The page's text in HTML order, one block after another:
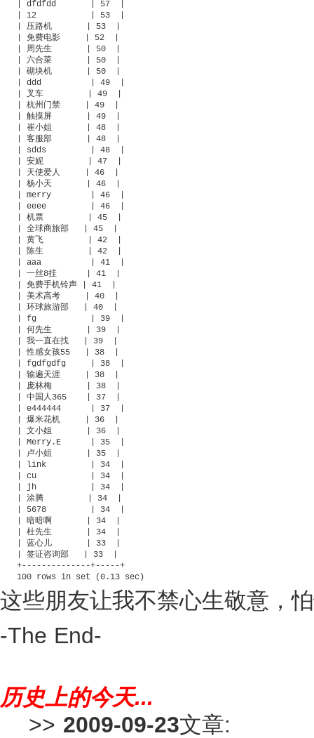
| dfdfdd       | 57  |
| 12           | 53  |
| 压路机       | 53  |
| 免费电影     | 52  |
| 周先生       | 50  |
| 六合菜       | 50  |
| 砌块机       | 50  |
| ddd          | 49  |
| 叉车         | 49  |
| 杭州门禁     | 49  |
| 触摸屏       | 49  |
| 崔小姐       | 48  |
| 客服部       | 48  |
| sdds         | 48  |
| 安妮         | 47  |
| 天使爱人     | 46  |
| 杨小天       | 46  |
| merry        | 46  |
| eeee         | 46  |
| 机票         | 45  |
| 全球商旅部   | 45  |
| 黄飞         | 42  |
| 陈生         | 42  |
| aaa          | 41  |
| 一丝8挂      | 41  |
| 免费手机铃声 | 41  |
| 美术高考     | 40  |
| 环球旅游部   | 40  |
| fg           | 39  |
| 何先生       | 39  |
| 我一直在找   | 39  |
| 性感女孩55   | 38  |
| fgdfgdfg     | 38  |
| 输遍天涯     | 38  |
| 庞林梅       | 38  |
| 中国人365    | 37  |
| e444444      | 37  |
| 爆米花机     | 36  |
| 文小姐       | 36  |
| Merry.E      | 35  |
| 卢小姐       | 35  |
| link         | 34  |
| cu           | 34  |
| jh           | 34  |
| 涂腾         | 34  |
| 5678         | 34  |
| 暗暗啊       | 34  |
| 杜先生       | 34  |
| 蓝心儿       | 33  |
| 签证咨询部   | 33  |
+--------------+-----+
100 rows in set (0.13 sec)
这些朋友让我不禁心生敬意，
-The End-
历史上的今天...
>> 2009-09-23文章: